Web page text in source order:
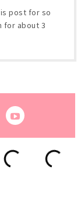
post for so
for about 3